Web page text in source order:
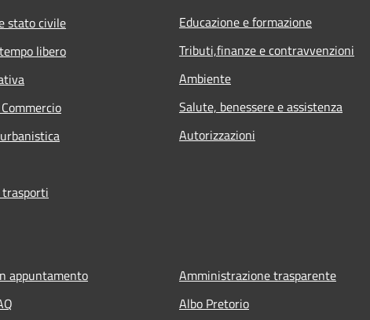
stato civile
libero
Educazione e formazione
Tributi,finanze e contravvenzioni
Ambiente
Salute, benessere e assistenza
Autorizzazioni
appuntamento
Amministrazione trasparente
Albo Pretorio